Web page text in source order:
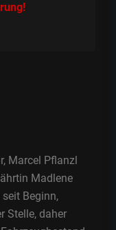
Marcel Pflanzl
Madlene
Beginn,
Stelle, daher